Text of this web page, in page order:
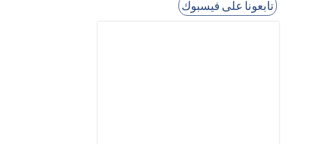
تابعونا على فيسبوك